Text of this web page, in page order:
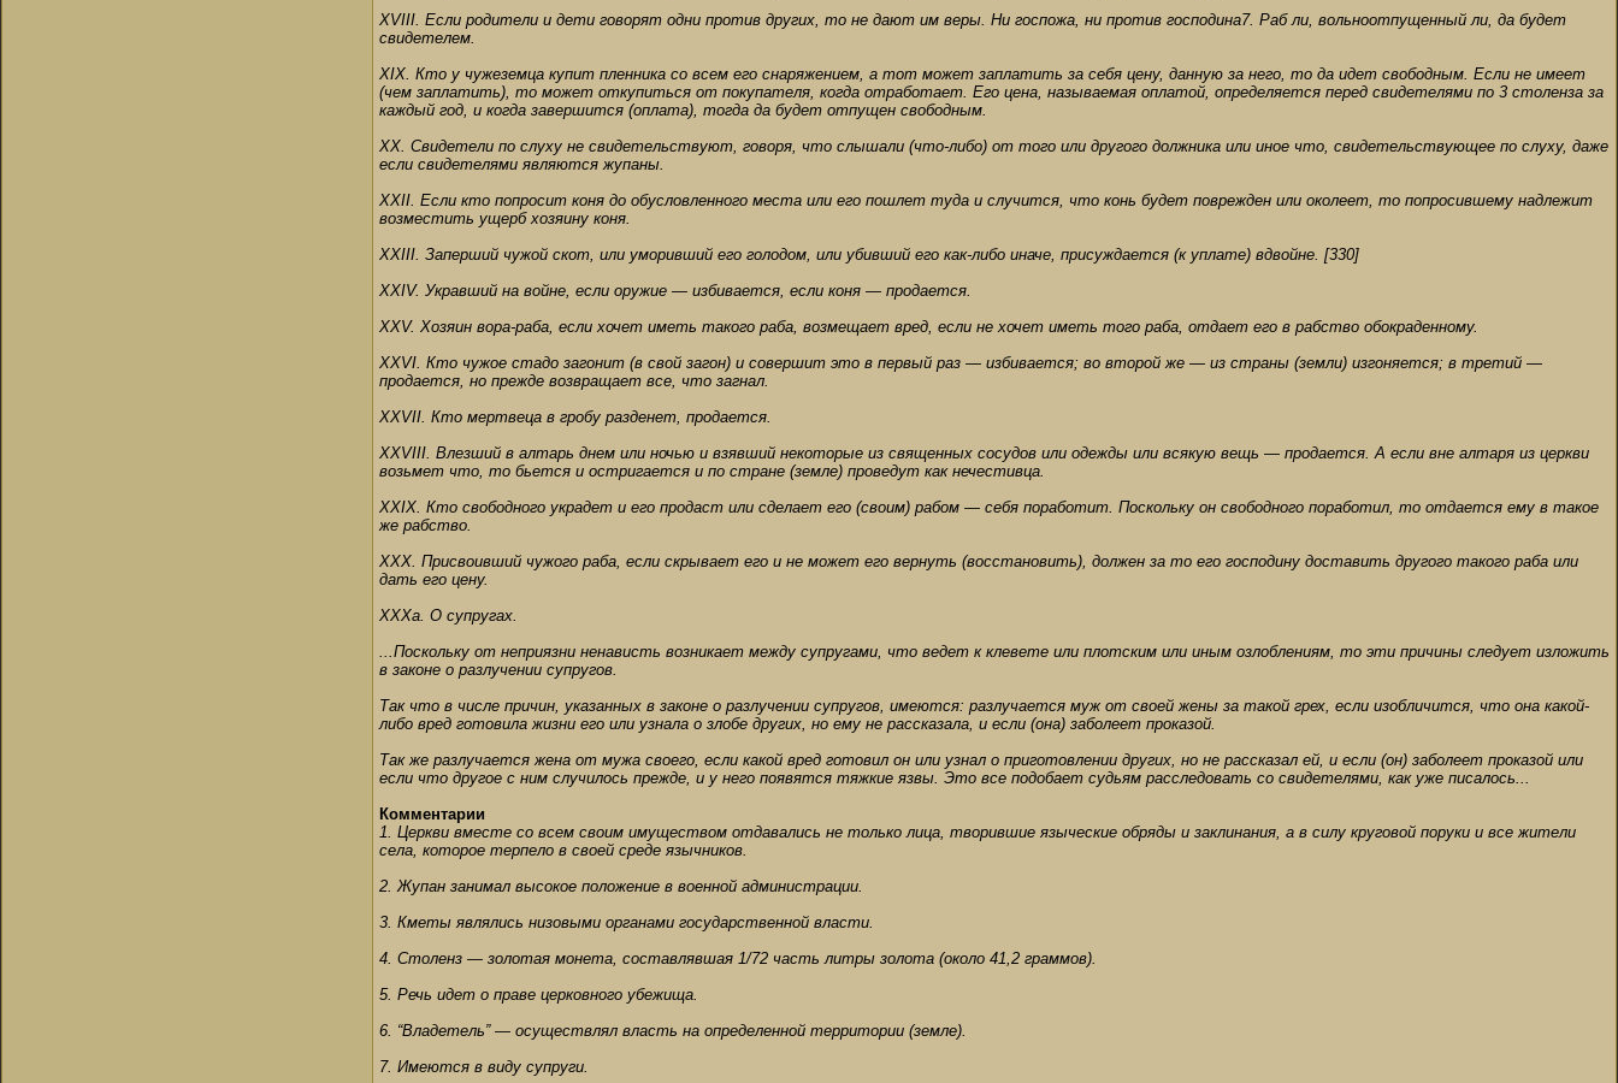
XVIII. Если родители и дети говорят одни против других, то не дают им веры. Ни госпожа, ни против господина7. Раб ли, вольноотпущенный ли, да будет
свидетелем.
XIX. Кто у чужеземца купит пленника со всем его снаряжением, а тот может заплатить за себя цену, данную за него, то да идет свободным. Если не имеет
(чем заплатить), то может откупиться от покупателя, когда отработает. Его цена, называемая оплатой, определяется перед свидетелями по 3 столенза за
каждый год, и когда завершится (оплата), тогда да будет отпущен свободным.
XX. Свидетели по слуху не свидетельствуют, говоря, что слышали (что-либо) от того или другого должника или иное что, свидетельствующее по слуху, даже
если свидетелями являются жупаны.
XXII. Если кто попросит коня до обусловленного места или его пошлет туда и случится, что конь будет поврежден или околеет, то попросившему надлежит
возместить ущерб хозяину коня.
ХХIII. Заперший чужой скот, или уморивший его голодом, или убивший его как-либо иначе, присуждается (к уплате) вдвойне. [330]
XXIV. Укравший на войне, если оружие — избивается, если коня — продается.
XXV. Хозяин вора-раба, если хочет иметь такого раба, возмещает вред, если не хочет иметь того раба, отдает его в рабство обокраденному.
XXVI. Кто чужое стадо загонит (в свой загон) и совершит это в первый раз — избивается; во второй же — из страны (земли) изгоняется; в третий —
продается, но прежде возвращает все, что загнал.
XXVII. Кто мертвеца в гробу разденет, продается.
XXVIII. Влезший в алтарь днем или ночью и взявший некоторые из священных сосудов или одежды или всякую вещь — продается. А если вне алтаря из церкви
возьмет что, то бьется и остригается и по стране (земле) проведут как нечестивца.
XXIX. Кто свободного украдет и его продаст или сделает его (своим) рабом — себя поработит. Поскольку он свободного поработил, то отдается ему в такое
же рабство.
XXX. Присвоивший чужого раба, если скрывает его и не может его вернуть (восстановить), должен за то его господину доставить другого такого раба или
дать его цену.
ХХХа. О супругах.
...Поскольку от неприязни ненависть возникает между супругами, что ведет к клевете или плотским или иным озлоблениям, то эти причины следует изложить
в законе о разлучении супругов.
Так что в числе причин, указанных в законе о разлучении супругов, имеются: разлучается муж от своей жены за такой грех, если изобличится, что она какой-
либо вред готовила жизни его или узнала о злобе других, но ему не рассказала, и если (она) заболеет проказой.
Так же разлучается жена от мужа своего, если какой вред готовил он или узнал о приготовлении других, но не рассказал ей, и если (он) заболеет проказой или
если что другое с ним случилось прежде, и у него появятся тяжкие язвы. Это все подобает судьям расследовать со свидетелями, как уже писалось...
Комментарии
1. Церкви вместе со всем своим имуществом отдавались не только лица, творившие языческие обряды и заклинания, а в силу круговой поруки и все жители
села, которое терпело в своей среде язычников.
2. Жупан занимал высокое положение в военной администрации.
3. Кметы являлись низовыми органами государственной власти.
4. Столенз — золотая монета, составлявшая 1/72 часть литры золота (около 41,2 граммов).
5. Речь идет о праве церковного убежища.
6. “Владетель” — осуществлял власть на определенной территории (земле).
7. Имеются в виду супруги.